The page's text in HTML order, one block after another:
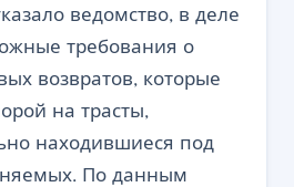
ведомство, в деле
требования о
возвратов, которые
на трасты,
находившиеся под
По данным